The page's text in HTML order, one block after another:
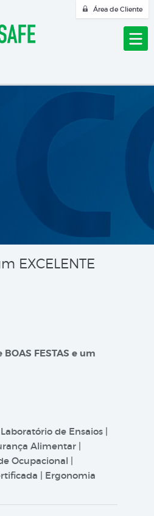
Área de Cliente
EXCELENTE
FESTAS e um
de Ensaios |
Alimentar |
Ocupacional |
| Ergonomia